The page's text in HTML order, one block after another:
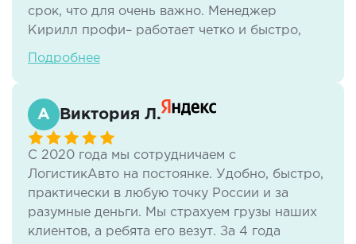
срок, что для очень важно. Менеджер
Кирилл профи– работает четко и быстро,
несколько раз выручал нас со срочной
Подробнее
Виктория Л.
С 2020 года мы сотрудничаем с
ЛогистикАвто на постоянке. Удобно, быстро,
практически в любую точку России и за
разумные деньги. Мы страхуем грузы наших
клиентов, а ребята его везут. За 4 года